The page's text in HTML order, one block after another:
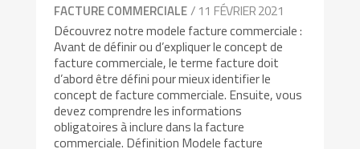
FACTURE COMMERCIALE/ 11 FÉVRIER 2021
Découvrez notre modele facture commerciale :
Avant de définir ou d’expliquer le concept de
facture commerciale, le terme facture doit
d’abord être défini pour mieux identifier le
concept de facture commerciale. Ensuite, vous
devez comprendre les informations
obligatoires à inclure dans la facture
commerciale. Définition Modele facture